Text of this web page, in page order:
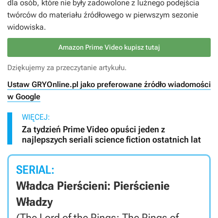
dla osób, które nie były zadowolone z luźnego podejścia
twórców do materiału źródłowego w pierwszym sezonie
widowiska.
Amazon Prime Video kupisz tutaj
Dziękujemy za przeczytanie artykułu.
Ustaw GRYOnline.pl jako preferowane źródło wiadomości
w Google
WIĘCEJ:
Za tydzień Prime Video opuści jeden z
najlepszych seriali science fiction ostatnich lat
SERIAL:
Władca Pierścieni: Pierścienie
Władzy